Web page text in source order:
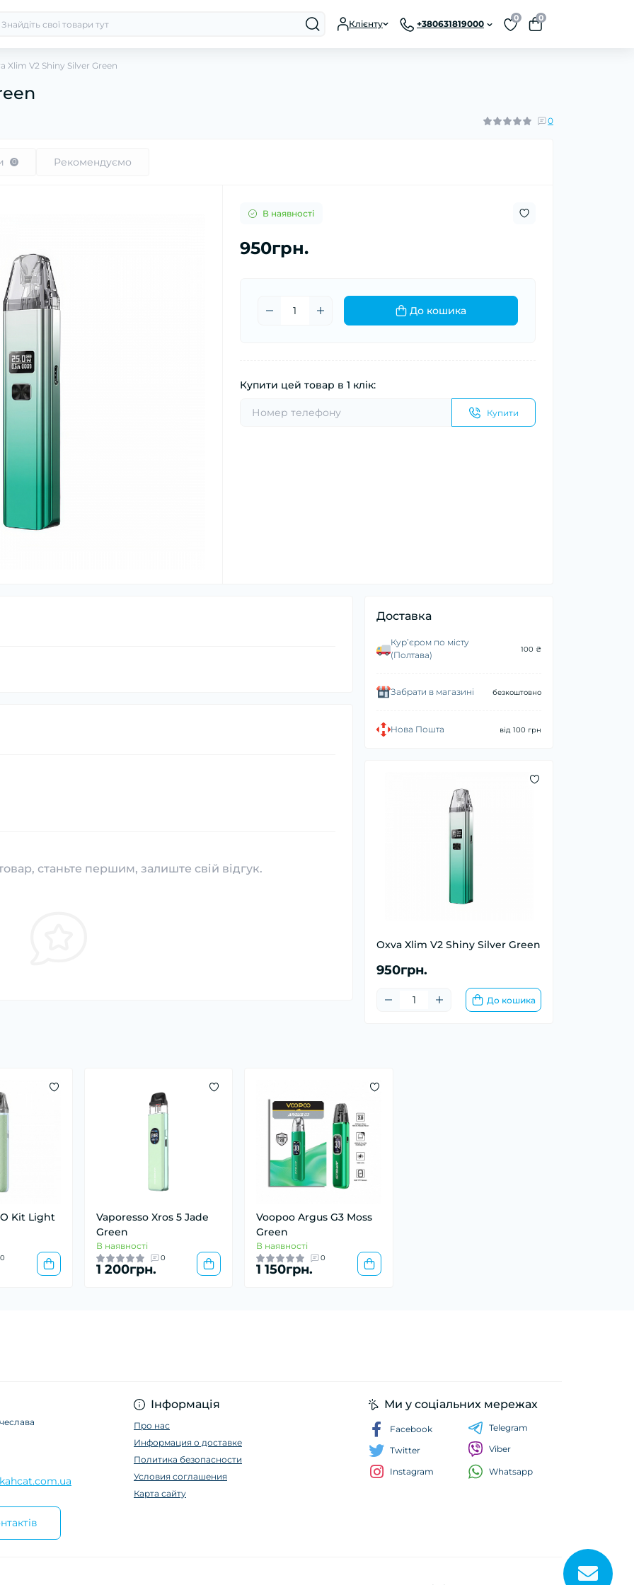
Клієнту +380631819000
0 0
Xlim V2 Shiny Silver Green
0
0 Рекомендуємо
В наявності
950грн.
До кошика
Купити цей товар в 1 клік:
Купити
Доставка
Курʼєром по місту
(Полтава)
100 ₴
Забрати в магазині безкоштовно
Нова Пошта від 100 грн
Oxva Xlim V2 Shiny Silver Green
950грн.
До кошика
станьте першим, залиште свій відгук.
Kit Light
0
Vaporesso Xros 5 Jade
Green
В наявності
0
1 200грн.
Voopoo Argus G3 Moss
Green
В наявності
0
1 150грн.
Інформація
Про нас
Информация о доставке
Политика безопасности
Условия соглашения
Карта сайту
Ми у соціальних мережах
Facebook
Twitter
Instagram
Telegram
Viber
Whatsapp